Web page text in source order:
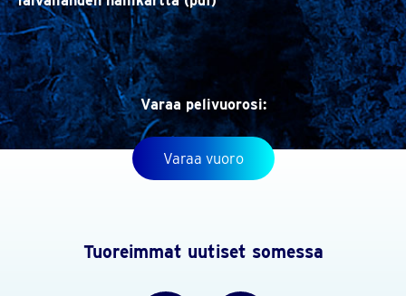
Varaa pelivuorosi:
Varaa vuoro
Tuoreimmat uutiset somessa